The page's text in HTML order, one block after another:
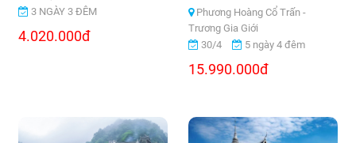
3 NGÀY 3 ĐÊM
4.020.000đ
Phương Hoàng Cổ Trấn -
Trương Gia Giới
30/4
5 ngày 4 đêm
15.990.000đ